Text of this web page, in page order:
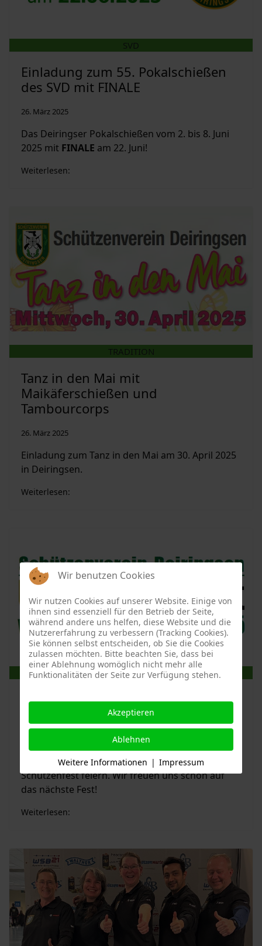
SVD
Einladung zum 55. Pokalschießen
des SVD mit FINALE
26. März 2025
Das Deiringser Pokalschießen vom 2. bis 8. Juni
2025 mit FINALE am 22. Juni!
Weiterlesen:
TRADITION
Tanz in den Mai mit
Maikäferschießen und
Tambourcorps
26. März 2025
Einladung zum Tanz in den Mai am 30. April 2025
in Deiringsen.
Weiterlesen:
TRADITION
Schützenfest in Deiringsen: Die
Festwoche 2025
Im Juni konnten wir wieder ein tolles
Schützenfest feiern. Wir freuen uns schon auf
das nächste Fest!
Weiterlesen:
Wir benutzen Cookies
Wir nutzen Cookies auf unserer Website. Einige von
ihnen sind essenziell für den Betrieb der Seite,
während andere uns helfen, diese Website und die
Nutzererfahrung zu verbessern (Tracking Cookies).
Sie können selbst entscheiden, ob Sie die Cookies
zulassen möchten. Bitte beachten Sie, dass bei
einer Ablehnung womöglich nicht mehr alle
Funktionalitäten der Seite zur Verfügung stehen.
Akzeptieren
Ablehnen
Weitere Informationen | Impressum